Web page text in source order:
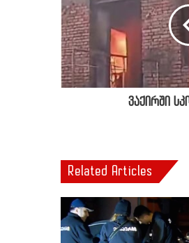
ვაქირში
Related Articles